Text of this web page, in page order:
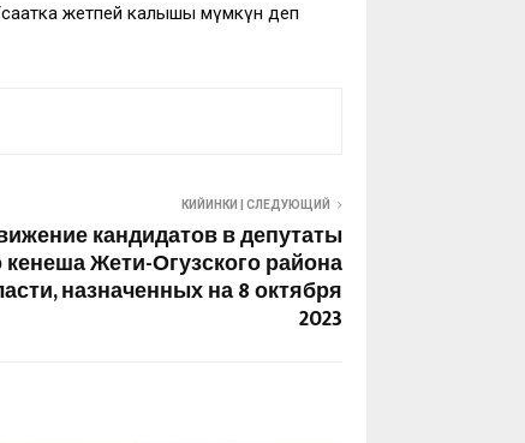
саатка жетпей калышы мүмкүн деп
КИЙИНКИ | СЛЕДУЮЩИЙ
кандидатов в депутаты
Жети-Огузского района
назначенных на 8 октября
2023